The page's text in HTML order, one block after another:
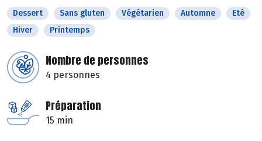
Dessert Sans gluten Végétarien Automne
Eté
Hiver
Printemps
Nombre de personnes
4 personnes
Préparation
15 min